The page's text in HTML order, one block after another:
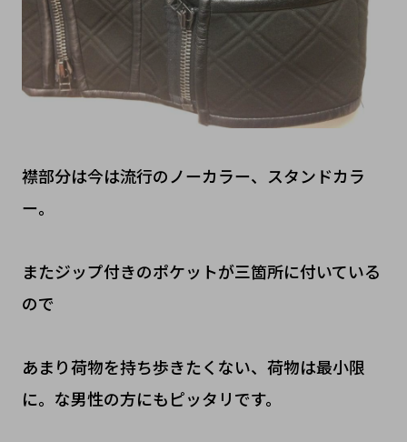
襟部分は今は流行のノーカラー、スタンドカラ
ー。
またジップ付きのポケットが三箇所に付いている
ので
あまり荷物を持ち歩きたくない、荷物は最小限
に。な男性の方にもピッタリです。